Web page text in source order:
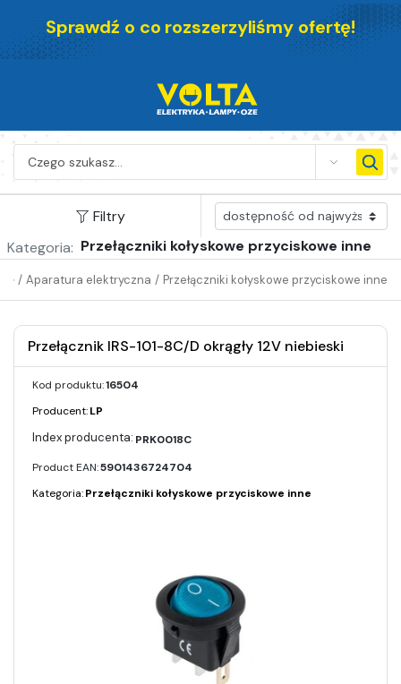
Sprawdź o co rozszerzyliśmy ofertę!
SEARCH
Filtry
Kategoria: Przełączniki kołyskowe przyciskowe inne
Przełączniki kołyskowe przyciskowe inne
/
Aparatura elektryczna
/
Przełącznik IRS-101-8C/D okrągły 12V niebieski
Kod produktu:16504
Producent:LP
PRK0018C
Product EAN:5901436724704
Kategoria:Przełączniki kołyskowe przyciskowe inne